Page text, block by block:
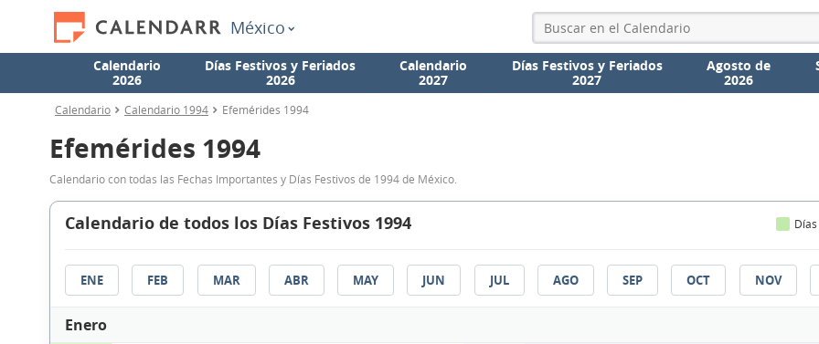
México
Calendario
2026
Días Festivos y Feriados
2026
Calendario
2027
Días Festivos y Feriados
2027
Agosto de
2026
Calendario Calendario 1994 Efemérides 1994
Efemérides 1994
Calendario con todas las Fechas Importantes y Días Festivos de 1994 de México.
Calendario de todos los Días Festivos 1994
ENE FEB MAR ABR MAY JUN JUL AGO SEP OCT NOV
Enero